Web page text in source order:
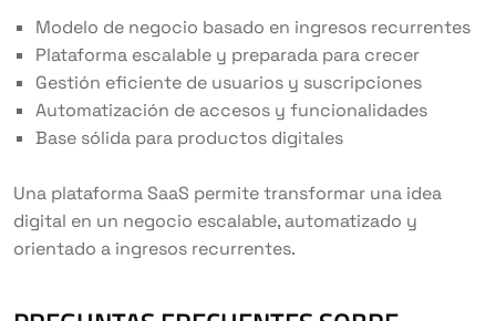
Modelo de negocio basado en ingresos recurrentes
Plataforma escalable y preparada para crecer
Gestión eficiente de usuarios y suscripciones
Automatización de accesos y funcionalidades
Base sólida para productos digitales
Una plataforma SaaS permite transformar una idea
digital en un negocio escalable, automatizado y
orientado a ingresos recurrentes.